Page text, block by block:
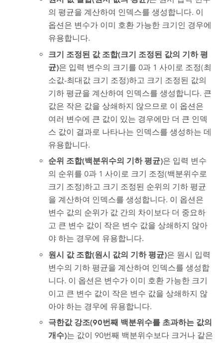
의 평균을 계산하여 인덱스를 생성합니다. 이
옵션은 변수가 이미 호환 가능한 크기인 경우에
유용합니다.
크기 조정된 값 조합(크기 조정된 값의 기하 평
균)은 입력 변수의 크기를 0과 1 사이로 조정(최
소값-최대값 크기 조정)하고 크기 조정된 값의
기하 평균을 계산하여 인덱스를 생성합니다. 큰
값은 작은 값을 상쇄하지 않으므로 이 옵션은
여러 변수에 큰 값이 있는 경우에만 더 큰 인덱
스 값이 결과로 나타나는 인덱스를 생성하는 데
유용합니다.
순위 조합(백분위수의 기하 평균)은 입력 변수
의 순위를 0과 1 사이로 크기 조정(백분위수로
크기 조정)하고 크기 조정된 순위의 기하 평균
을 계산하여 인덱스를 생성합니다. 이 옵션은
변수 값의 순위가 값 간의 차이보다 더 중요하
고 큰 변수 값이 작은 변수 값을 상쇄하지 않아
야 하는 경우에 유용합니다.
원시 값 조합(원시 값의 기하 평균)은 원시 입력
변수의 기하 평균을 계산하여 인덱스를 생성합
니다. 이 옵션은 변수가 이미 호환 가능한 크기
이고 큰 변수 값이 작은 변수 값을 상쇄하지 않
아야 하는 경우에 유용합니다.
극한값 강조(90번째 백분위수를 초과하는 값의
개수)는 값이 90번째 백분위수보다 크거나 같은